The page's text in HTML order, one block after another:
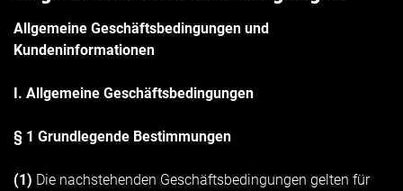
Allgemeine Geschäftsbedingungen und
Kundeninformationen
I. Allgemeine Geschäftsbedingungen
§ 1 Grundlegende Bestimmungen
(1) Die nachstehenden Geschäftsbedingungen gelten für